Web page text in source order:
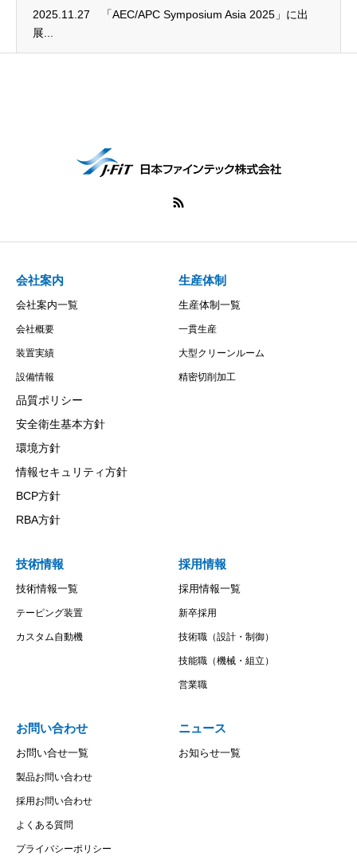
2025.11.27 「AEC/APC Symposium Asia 2025」に出
展...
会社案内
会社案内一覧
会社概要
装置実績
設備情報
品質ポリシー
安全衛生基本方針
環境方針
情報セキュリティ方針
BCP方針
RBA方針
生産体制
生産体制一覧
一貫生産
大型クリーンルーム
精密切削加工
技術情報
技術情報一覧
テーピング装置
カスタム自動機
採用情報
採用情報一覧
新卒採用
技術職（設計・制御）
技能職（機械・組立）
営業職
お問い合わせ
お問い合せ一覧
製品お問い合わせ
採用お問い合わせ
よくある質問
プライバシーポリシー
ニュース
お知らせ一覧